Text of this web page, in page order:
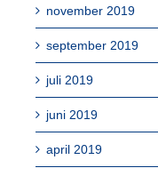
november 2019
september 2019
juli 2019
juni 2019
april 2019